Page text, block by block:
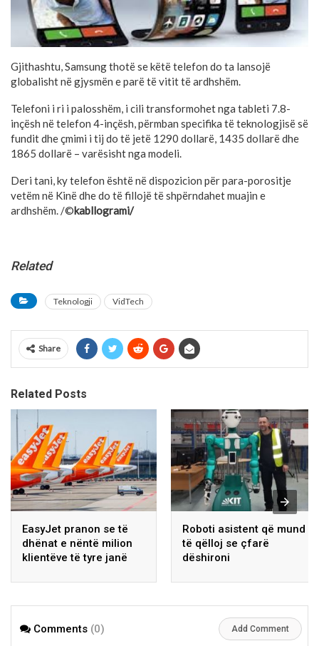
Gjithashtu, Samsung thotë se këtë telefon do ta lansojë
globalisht në gjysmën e parë të vitit të ardhshëm.
Telefoni i ri i palosshëm, i cili transformohet nga tableti 7.8-
inçësh në telefon 4-inçësh, përmban specifika të teknologjisë së
fundit dhe çmimi i tij do të jetë 1290 dollarë, 1435 dollarë dhe
1865 dollarë – varësisht nga modeli.
Deri tani, ky telefon është në dispozicion për para-porositje
vetëm në Kinë dhe do të fillojë të shpërndahet muajin e
ardhshëm. /©kabllogrami/
Related
Teknologji VidTech
Share
Related Posts
EasyJet pranon se të
dhënat e nëntë milion
klientëve të tyre janë
Roboti asistent që mund
të qëlloj se çfarë
dëshironi
Comments (0) Add Comment